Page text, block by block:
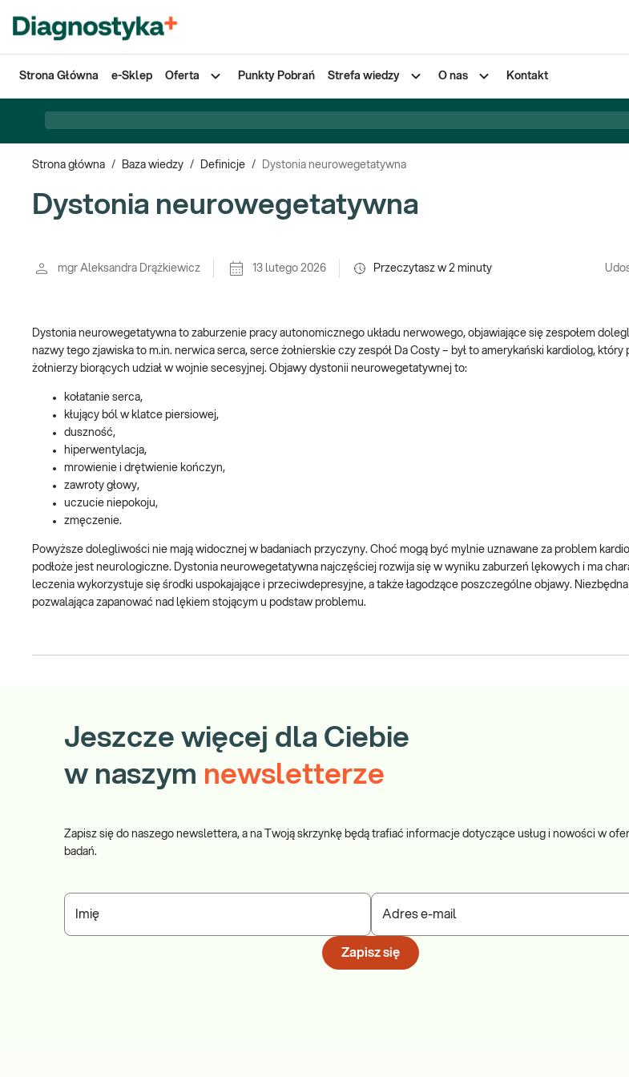
Strona Główna e-Sklep Oferta Punkty Pobrań Strefa wiedzy O nas Kontakt
Strona główna / Baza wiedzy / Definicje / Dystonia neurowegetatywna
Dystonia neurowegetatywna
mgr Aleksandra Drążkiewicz 13 lutego 2026 Przeczytasz w 2 minuty
Dystonia neurowegetatywna to zaburzenie pracy autonomicznego układu nerwowego, objawiające się zespołem
nazwy tego zjawiska to m.in. nerwica serca, serce żołnierskie czy zespół Da Costy – był to amerykański kardiolog, który
żołnierzy biorących udział w wojnie secesyjnej. Objawy dystonii neurowegetatywnej to:
kołatanie serca,
kłujący ból w klatce piersiowej,
duszność,
hiperwentylacja,
mrowienie i drętwienie kończyn,
zawroty głowy,
uczucie niepokoju,
zmęczenie.
Powyższe dolegliwości nie mają widocznej w badaniach przyczyny. Choć mogą być mylnie uznawane za problem
podłoże jest neurologiczne. Dystonia neurowegetatywna najczęściej rozwija się w wyniku zaburzeń lękowych i ma
leczenia wykorzystuje się środki uspokajające i przeciwdepresyjne, a także łagodzące poszczególne objawy.
pozwalająca zapanować nad lękiem stojącym u podstaw problemu.
Jeszcze więcej dla Ciebie
w naszym newsletterze
Zapisz się do naszego newslettera, a na Twoją skrzynkę będą trafiać informacje dotyczące usług i nowości w
badań.
Imię Adres e-mail
Zapisz się